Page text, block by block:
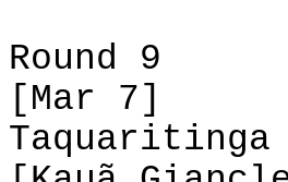
Round 9
[Mar 7]